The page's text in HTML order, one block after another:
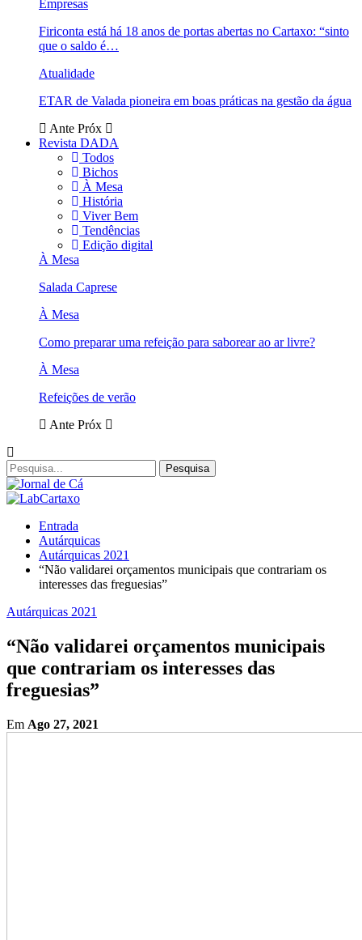
Empresas
Firiconta está há 18 anos de portas abertas no Cartaxo: “sinto
que o saldo é…
Atualidade
ETAR de Valada pioneira em boas práticas na gestão da água
Ante Próx
Revista DADA
Todos
Bichos
À Mesa
História
Viver Bem
Tendências
Edição digital
À Mesa
Salada Caprese
À Mesa
Como preparar uma refeição para saborear ao ar livre?
À Mesa
Refeições de verão
Ante Próx
Entrada
Autárquicas
Autárquicas 2021
“Não validarei orçamentos municipais que contrariam os
interesses das freguesias”
Autárquicas 2021
“Não validarei orçamentos municipais
que contrariam os interesses das
freguesias”
Em Ago 27, 2021